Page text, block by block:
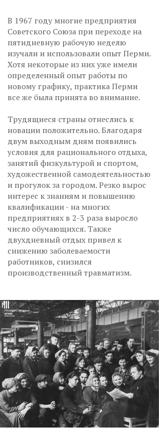
В 1967 году многие предприятия
Советского Союза при переходе на
пятидневную рабочую неделю
изучали и использовали опыт Перми.
Хотя некоторые из них уже имели
определенный опыт работы по
новому графику, практика Перми
все же была принята во внимание.
Трудящиеся страны отнеслись к
новации положительно. Благодаря
двум выходным дням появились
условия для рационального отдыха,
занятий физкультурой и спортом,
художественной самодеятельностью
и прогулок за городом. Резко вырос
интерес к знаниям и повышению
квалификации - на многих
предприятиях в 2-3 раза выросло
число обучающихся. Также
двухдневный отдых привел к
снижению заболеваемости
работников, снизился
производственный травматизм.